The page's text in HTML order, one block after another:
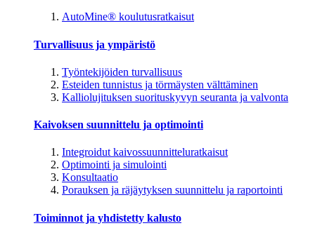
AutoMine® koulutusratkaisut
Turvallisuus ja ympäristö
Työntekijöiden turvallisuus
Esteiden tunnistus ja törmäysten välttäminen
Kalliolujituksen suorituskyvyn seuranta ja valvonta
Kaivoksen suunnittelu ja optimointi
Integroidut kaivossuunnitteluratkaisut
Optimointi ja simulointi
Konsultaatio
Porauksen ja räjäytyksen suunnittelu ja raportointi
Toiminnot ja yhdistetty kalusto